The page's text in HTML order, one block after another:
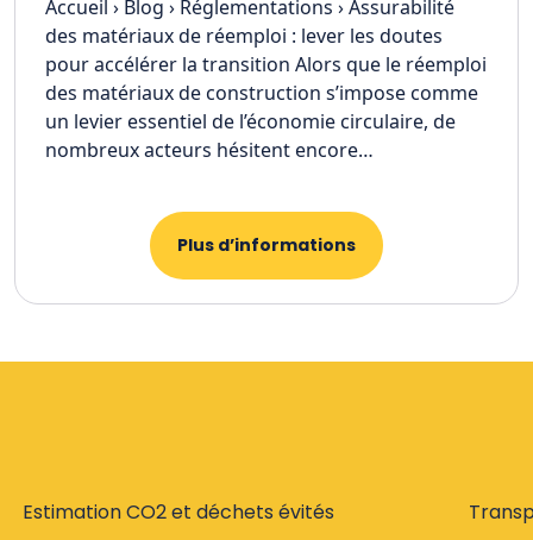
Accueil › Blog › Réglementations › Assurabilité
des matériaux de réemploi : lever les doutes
pour accélérer la transition Alors que le réemploi
des matériaux de construction s’impose comme
un levier essentiel de l’économie circulaire, de
nombreux acteurs hésitent encore…
Plus d’informations
Estimation CO2 et déchets évités